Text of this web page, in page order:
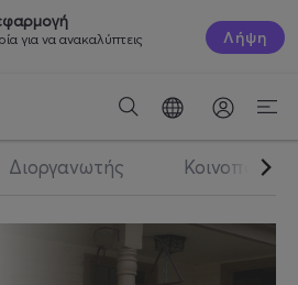
για να ανακαλύπτεις
Λήψη
Διοργανωτής Κοινοποίηση